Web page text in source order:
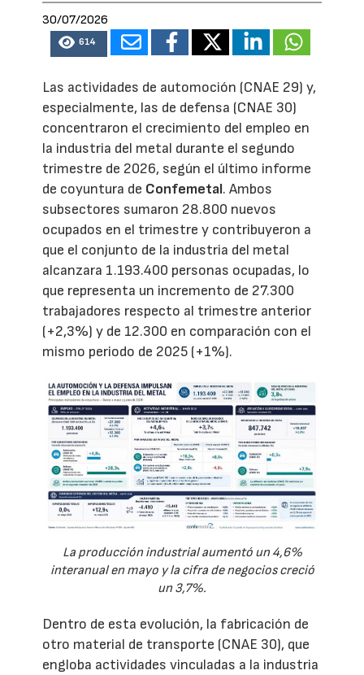
30/07/2026
614
Las actividades de automoción (CNAE 29) y,
especialmente, las de defensa (CNAE 30)
concentraron el crecimiento del empleo en
la industria del metal durante el segundo
trimestre de 2026, según el último informe
de coyuntura de Confemetal. Ambos
subsectores sumaron 28.800 nuevos
ocupados en el trimestre y contribuyeron a
que el conjunto de la industria del metal
alcanzara 1.193.400 personas ocupadas, lo
que representa un incremento de 27.300
trabajadores respecto al trimestre anterior
(+2,3%) y de 12.300 en comparación con el
mismo periodo de 2025 (+1%).
La producción industrial aumentó un 4,6%
interanual en mayo y la cifra de negocios creció
un 3,7%.
Dentro de esta evolución, la fabricación de
otro material de transporte (CNAE 30), que
engloba actividades vinculadas a la industria